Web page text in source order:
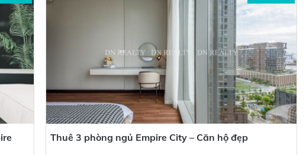
Thuê 3 phòng ngủ Empire City – Căn hộ đẹp